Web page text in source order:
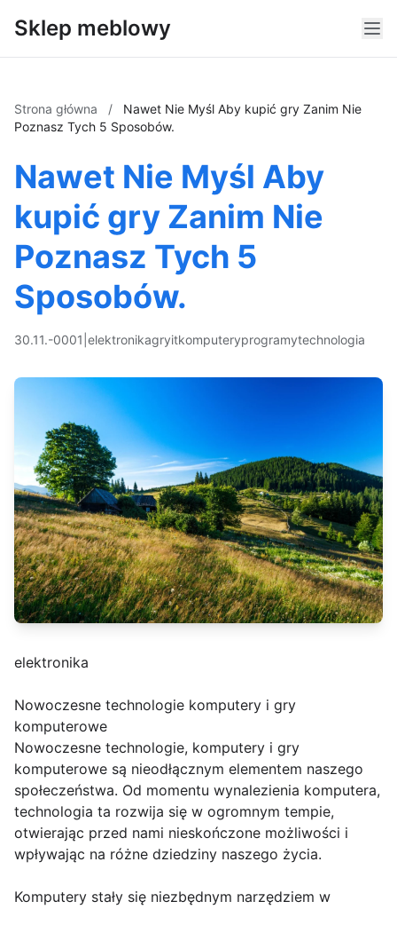
Sklep meblowy
Strona główna /
Nawet Nie Myśl Aby kupić gry Zanim Nie
Poznasz Tych 5 Sposobów.
Nawet Nie Myśl Aby
kupić gry Zanim Nie
Poznasz Tych 5
Sposobów.
30.11.-0001 elektronikagryitkomputeryprogramytechnologia
elektronika
Nowoczesne technologie komputery i gry
komputerowe
Nowoczesne technologie, komputery i gry
komputerowe są nieodłącznym elementem naszego
społeczeństwa. Od momentu wynalezienia komputera,
technologia ta rozwija się w ogromnym tempie,
otwierając przed nami nieskończone możliwości i
wpływając na różne dziedziny naszego życia.
Komputery stały się niezbędnym narzędziem w